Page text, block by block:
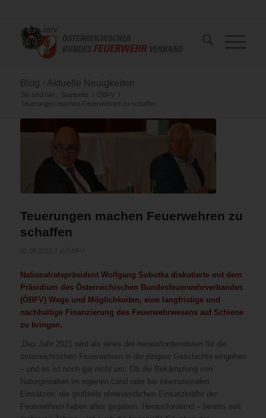
Blog - Aktuelle Neuigkeiten
Sie sind hier: Startseite / ÖBFV
/
Teuerungen machen Feuerwehren zu schaffen
Teuerungen machen Feuerwehren zu
schaffen
Nationalratspräsident Wolfgang Sobotka diskutierte mit dem
Präsidium des Österreichischen Bundesfeuerwehrverbandes
(ÖBFV) Wege und Möglichkeiten, eine langfristige und
nachhaltige Finanzierung des Feuerwehrwesens auf Schiene
zu bringen.
„Das Jahr 2021 wird als eines der herausforderndsten für die
österreichischen Feuerwehren in die jüngere Geschichte eingehen
– und es ist noch gar nicht um. Ob die Bekämpfung von
Naturgewalten im eigenen Land oder bei internationalen
Einsätzen, die großteils ehrenamtlichen Einsatzkräfte der
Feuerwehren haben alles gegeben. Herausfordernd – bereits seit